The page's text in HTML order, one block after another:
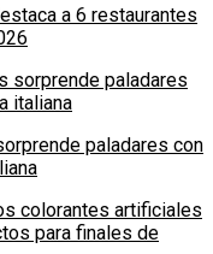
a 6 restaurantes
paladares con